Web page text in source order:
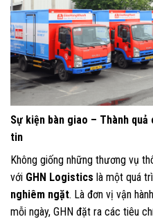
Sự kiện bàn giao – Thành
tin
Không giống những thương vụ
với GHN Logistics là một quá
nghiêm ngặt. Là đơn vị vận
mỗi ngày, GHN đặt ra các tiêu